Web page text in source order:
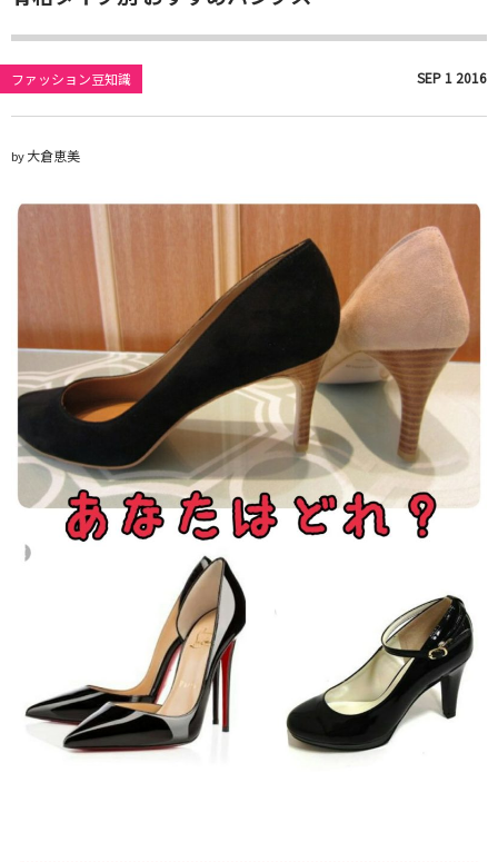
ファッション豆知識 SEP 1 2016
by大倉恵美